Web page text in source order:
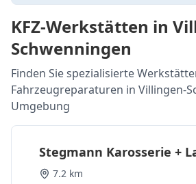
KFZ-Werkstätten in
Schwenningen
Finden Sie spezialisierte
Fahrzeugreparaturen in Villingen-
Umgebung
Stegmann Karosserie +
7.2 km